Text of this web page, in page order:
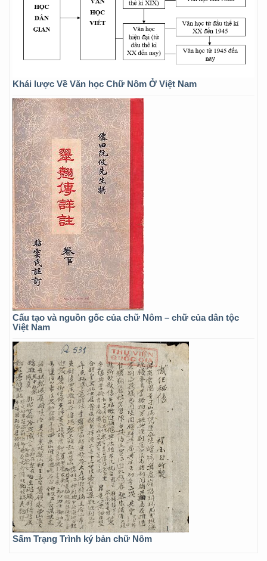
Khái lược Về Văn học Chữ Nôm Ở Việt Nam
Cấu tạo và nguồn gốc của chữ Nôm – chữ của dân tộc
Việt Nam
Sấm Trạng Trình ký bản chữ Nôm